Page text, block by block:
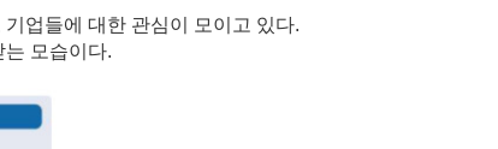
업들에 대한 관심이 모이고 있다.
모습이다.